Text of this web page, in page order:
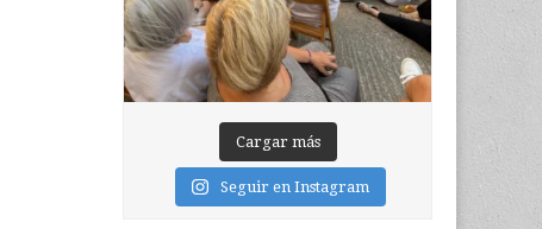
Cargar más
Seguir en Instagram